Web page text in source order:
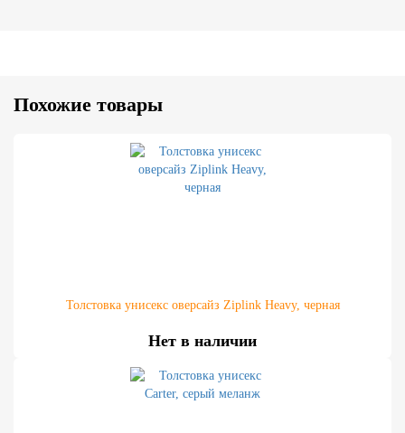
Похожие товары
Толстовка унисекс оверсайз Ziplink Heavy, черная
Нет в наличии